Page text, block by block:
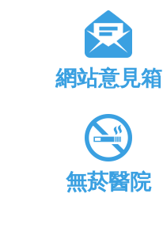
網站意見箱
無菸醫院